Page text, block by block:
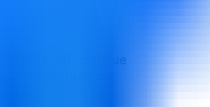
continue
de problèmes